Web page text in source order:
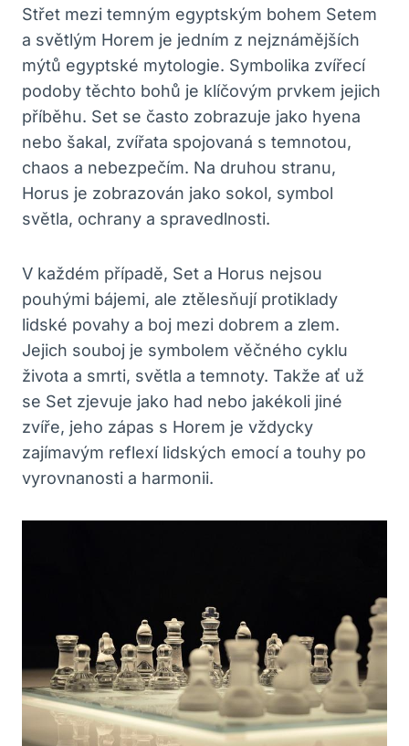
Střet mezi temným egyptským bohem Setem
a světlým Horem je jedním z nejznámějších
mýtů egyptské mytologie. Symbolika zvířecí
podoby těchto bohů je klíčovým prvkem jejich
příběhu. Set se často zobrazuje jako hyena
nebo šakal, zvířata spojovaná s temnotou,
chaos a nebezpečím. Na druhou stranu,
Horus je zobrazován jako sokol, symbol
světla, ochrany a spravedlnosti.
V každém případě, Set a Horus nejsou
pouhými bájemi, ale ztělesňují protiklady
lidské povahy a boj mezi dobrem a zlem.
Jejich souboj je symbolem věčného cyklu
života a smrti, světla a temnoty. Takže ať už
se Set zjevuje jako had nebo jakékoli jiné
zvíře, jeho zápas s Horem je vždycky
zajímavým reflexí lidských emocí a touhy po
vyrovnanosti a harmonii.